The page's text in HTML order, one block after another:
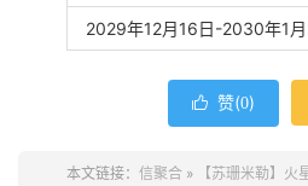
2029年12月16日-2030年1
 赞(0)
本文链接： 信聚合»
【苏珊米勒】